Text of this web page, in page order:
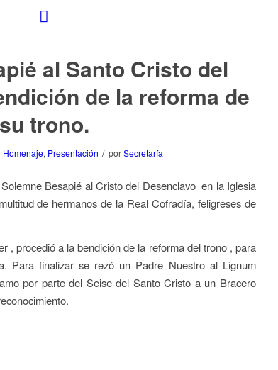
al Santo Cristo del
de la reforma de
su trono.
Homenaje, Presentación / porSecretaría
Besapié al Cristo del Desenclavo en la Iglesia
de hermanos de la Real Cofradía, feligreses de
, procedió a la bendición de la reforma del trono , para
Para finalizar se rezó un Padre Nuestro al Lignum
por parte del Seise del Santo Cristo a un Bracero